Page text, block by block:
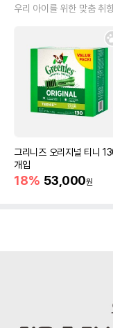
우리 아이를 위한 맞춤 취
그리니즈 오리지널 티니
개입
18% 53,000원